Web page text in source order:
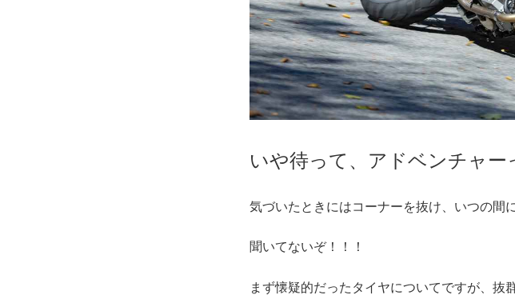
いや待って、アドベンチャ
気づいたときにはコーナーを抜け、いつの
聞いてないぞ！！！
まず懐疑的だったタイヤについてですが、抜